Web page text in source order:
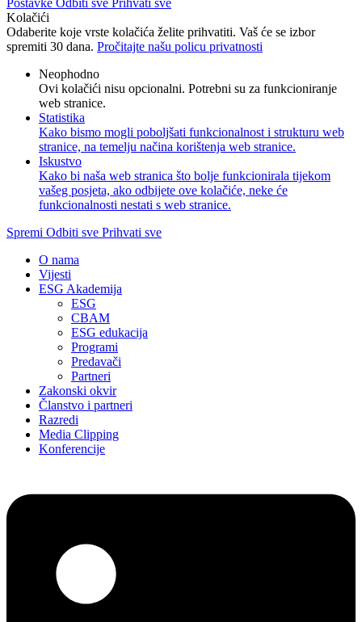
Kolačići
Odaberite koje vrste kolačića želite prihvatiti. Vaš će se izbor
spremiti 30 dana. Pročitajte našu policu privatnosti
Neophodno
Ovi kolačići nisu opcionalni. Potrebni su za funkcioniranje
web stranice.
Statistika
Kako bismo mogli poboljšati funkcionalnost i strukturu web
stranice, na temelju načina korištenja web stranice.
Iskustvo
Kako bi naša web stranica što bolje funkcionirala tijekom
vašeg posjeta, ako odbijete ove kolačiće, neke će
funkcionalnosti nestati s web stranice.
Spremi Odbiti sve Prihvati sve
O nama
Vijesti
ESG Akademija
ESG
CBAM
ESG edukacija
Programi
Predavači
Partneri
Zakonski okvir
Članstvo i partneri
Razredi
Media Clipping
Konferencije